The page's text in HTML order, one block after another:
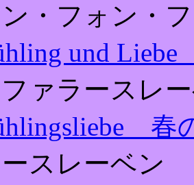
・フォン・
und
ァラースレ
春
スレーベン